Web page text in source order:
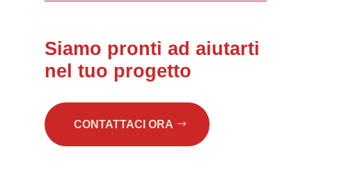
Siamo pronti ad aiutarti
nel tuo progetto
CONTATTACI ORA